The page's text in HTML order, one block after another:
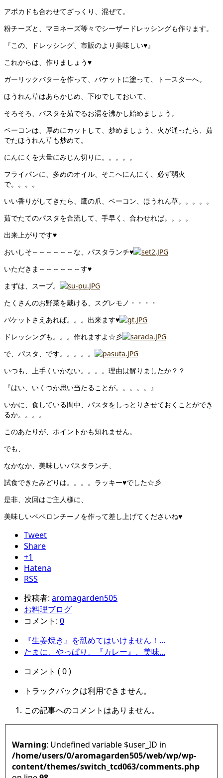
アボカドも合わせてざっくり、混ぜて。
粉チーズと、マヨネーズ等々でシーザードレッシングも作ります。
『この、ドレッシング、市販のより美味しい♥』
これからは、作りましょう♥
ガーリックバターを作って、バケットに塗って、トースターへ。
ほうれん草はあらかじめ、下ゆでしておいて、
そろそろ、パスタを茹でるお湯を沸かし始めましょう。
ベーコンは、厚めにカットして、炒めましょう、火が通ったら、茹
でたほうれん草も炒めて。
にんにくを大量にみじん切りに。。。。。
フライパンに、多めのオイル、そこへにんにく、必ず弱火
で。。。。
いい香りがしてきたら、鷹の爪、ベーコン、ほうれん草。。。。。
茹でたてのパスタを合流して、手早く、合わせれば。。。。
出来上がりです♥
おいしそ～～～～～～な、パスタランチ♥
いただきま～～～～～～す♥
まずは、スープ。
たくさんのお野菜を戴ける、スグレモノ・・・・
バケットさえあれば。。。出来ます♥
ドレッシングも。。。作れますよ☆彡
で、パスタ、です。。。。。
いつも、上手くいかない。。。。理由は解りましたか？？
『はい、いくつか思い当たることが。。。。。』
いかに、食している間中、パスタをしっとりさせておくことができ
るか。。。。
このあたりが、ポイントかも知れません。
でも、
なかなか、美味しいパスタランチ、
試食できたみどりは。。。。ラッキー♥でした☆彡
是非、次回はご主人様に、
美味しいペペロンチーノを作って差し上げてくださいね♥
Tweet
Share
+1
Hatena
RSS
投稿者: aromagarden505
お料理ブログ
コメント: 0
『生姜焼き』を舐めてはいけません！...
たまに、やっぱり、『カレー』、美味...
コメント ( 0 )
トラックバックは利用できません。
この記事へのコメントはありません。
Warning : Undefined variable $user_ID in
/home/users/0/aromagarden505/web/wp/wp-
content/themes/switch_tcd063/comments.php